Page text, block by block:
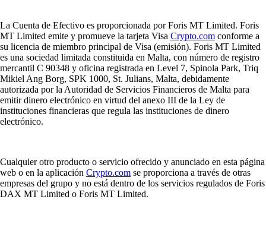
La Cuenta de Efectivo es proporcionada por Foris MT Limited. Foris
MT Limited emite y promueve la tarjeta Visa Crypto.com conforme a
su licencia de miembro principal de Visa (emisión). Foris MT Limited
es una sociedad limitada constituida en Malta, con número de registro
mercantil C 90348 y oficina registrada en Level 7, Spinola Park, Triq
Mikiel Ang Borg, SPK 1000, St. Julians, Malta, debidamente
autorizada por la Autoridad de Servicios Financieros de Malta para
emitir dinero electrónico en virtud del anexo III de la Ley de
instituciones financieras que regula las instituciones de dinero
electrónico.
Cualquier otro producto o servicio ofrecido y anunciado en esta página
web o en la aplicación Crypto.com se proporciona a través de otras
empresas del grupo y no está dentro de los servicios regulados de Foris
DAX MT Limited o Foris MT Limited.